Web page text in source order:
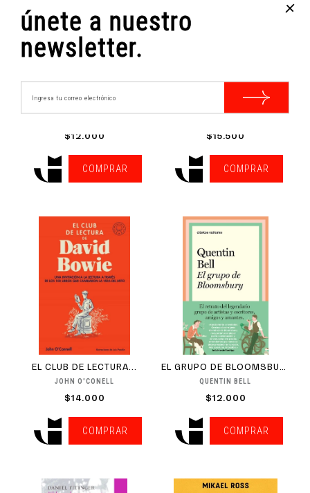
$12.000
COMPRAR
$15.500
COMPRAR
EL CLUB DE LECTURA...
JOHN O'CONELL
$14.000
COMPRAR
EL GRUPO DE BLOOMSBURY
QUENTIN BELL
$12.000
COMPRAR
+
únete a nuestro
newsletter.